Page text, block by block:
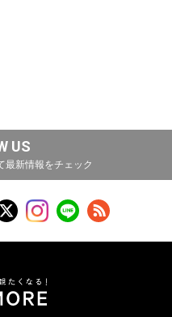
US
最新情報をチェック